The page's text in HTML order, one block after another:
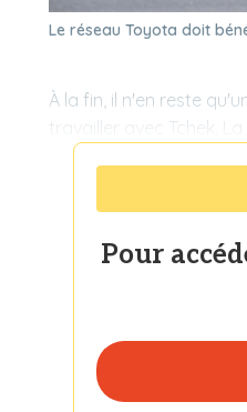
Le réseau Toyota doit
À la fin, il n'en reste
travailler avec Tchek.
Pour